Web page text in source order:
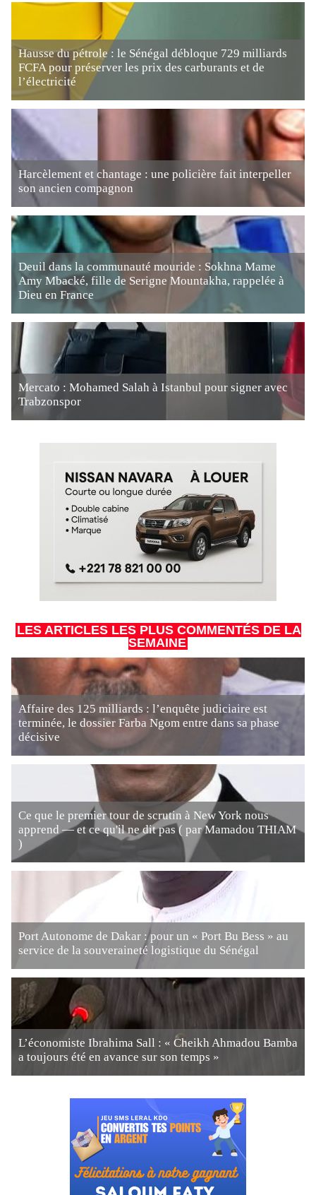
Hausse du pétrole : le Sénégal débloque 729 milliards
FCFA pour préserver les prix des carburants et de
l’électricité
Harcèlement et chantage : une policière fait interpeller
son ancien compagnon
Deuil dans la communauté mouride : Sokhna Mame
Amy Mbacké, fille de Serigne Mountakha, rappelée à
Dieu en France
Mercato : Mohamed Salah à Istanbul pour signer avec
Trabzonspor
LES ARTICLES LES PLUS COMMENTÉS DE LA
SEMAINE
Affaire des 125 milliards : l’enquête judiciaire est
terminée, le dossier Farba Ngom entre dans sa phase
décisive
Ce que le premier tour de scrutin à New York nous
apprend — et ce qu'il ne dit pas ( par Mamadou THIAM
)
Port Autonome de Dakar : pour un « Port Bu Bess » au
service de la souveraineté logistique du Sénégal
L’économiste Ibrahima Sall : « Cheikh Ahmadou Bamba
a toujours été en avance sur son temps »